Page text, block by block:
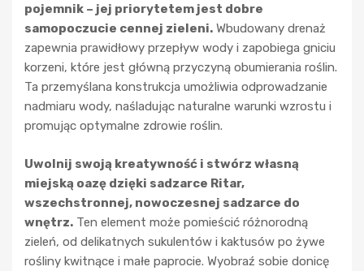
pojemnik – jej priorytetem jest dobre
samopoczucie cennej zieleni. Wbudowany drenaż
zapewnia prawidłowy przepływ wody i zapobiega gniciu
korzeni, które jest główną przyczyną obumierania roślin.
Ta przemyślana konstrukcja umożliwia odprowadzanie
nadmiaru wody, naśladując naturalne warunki wzrostu i
promując optymalne zdrowie roślin.
Uwolnij swoją kreatywność i stwórz własną
miejską oazę dzięki sadzarce Ritar,
wszechstronnej, nowoczesnej sadzarce do
wnętrz. Ten element może pomieścić różnorodną
zieleń, od delikatnych sukulentów i kaktusów po żywe
rośliny kwitnące i małe paprocie. Wyobraź sobie donicę